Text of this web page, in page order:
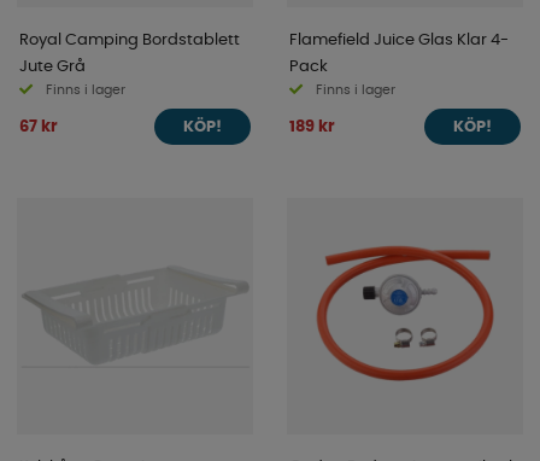
Royal Camping Bordstablett
Jute Grå
Finns i lager
67 kr KÖP!
Flamefield Juice Glas Klar 4-
Pack
Finns i lager
189 kr KÖP!